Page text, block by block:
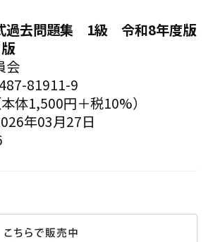
過去問題集 1級 令和8年度版
会
81911-9
体1,500円＋税10%）
年03月27日